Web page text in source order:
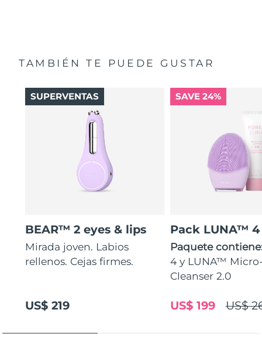
TAMBIÉN TE PUEDE GUSTAR
BEAR™ 2 eyes & lips
Mirada joven. Labios
rellenos. Cejas firmes.
US$ 219
SUPERVENTAS SAVE 24%
Pack LUNA™ 4
Paquete
4 y LUNA™
Cleanser 2.0
US$
US$ 199